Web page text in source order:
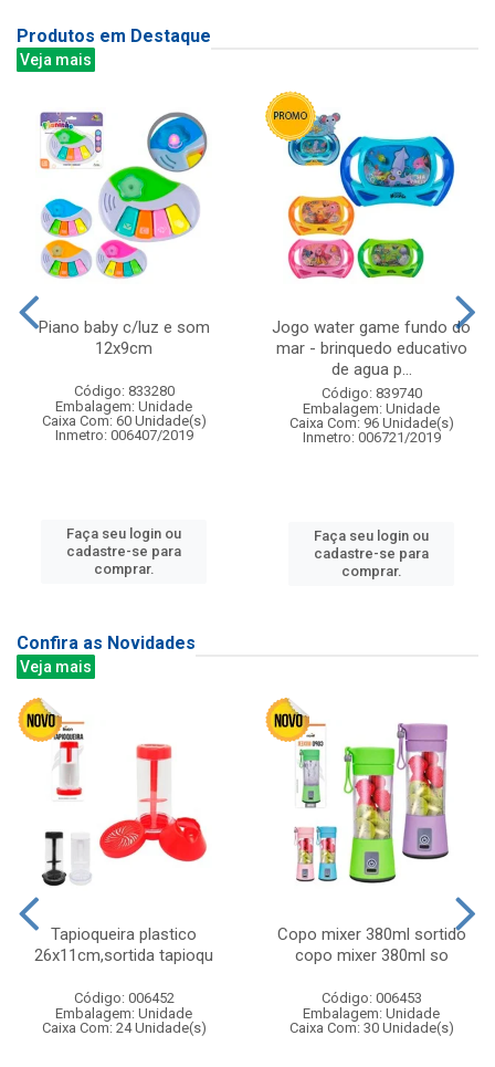
Produtos em Destaque
Veja mais
Piano baby c/luz e som
12x9cm
Código: 833280
Embalagem: Unidade
Caixa Com: 60 Unidade(s)
Inmetro: 006407/2019
Faça seu login ou
cadastre-se para
comprar.
Jogo water game fundo do
mar - brinquedo educativo
de agua p...
Código: 839740
Embalagem: Unidade
Caixa Com: 96 Unidade(s)
Inmetro: 006721/2019
Faça seu login ou
cadastre-se para
comprar.
Confira as Novidades
Veja mais
Tapioqueira plastico
26x11cm,sortida tapioqu
Código: 006452
Embalagem: Unidade
Caixa Com: 24 Unidade(s)
Copo mixer 380ml sortido
copo mixer 380ml so
Código: 006453
Embalagem: Unidade
Caixa Com: 30 Unidade(s)